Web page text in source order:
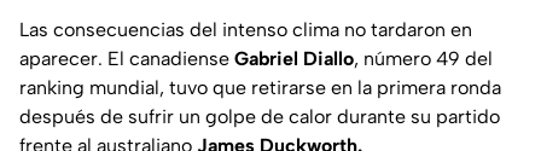
Las consecuencias del intenso clima no tardaron en
aparecer. El canadiense Gabriel Diallo, número 49 del
ranking mundial, tuvo que retirarse en la primera ronda
después de sufrir un golpe de calor durante su partido
frente al australiano James Duckworth.